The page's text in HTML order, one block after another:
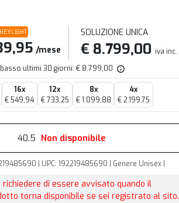
/mese
SOLUZIONE UNICA
€ 8.799,00 iva inc.
ultimi 30 giorni: € 8.799,00
16x
€ 549,94
12x
€ 733,25
8x
€ 1.099,88
4x
€ 2.199,75
40.5 Non disponibile
| UPC: 192219485690 | Genere Unisex |
richiedere di essere avvisato quando il
torna disponibile se sei registrato al sito.